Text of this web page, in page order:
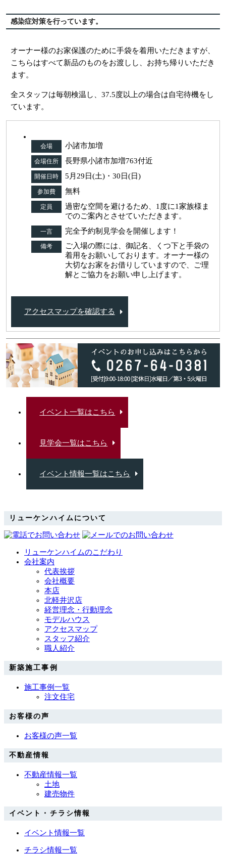
感染症対策を行っています。
オーナー様のお家保護のために手袋を着用いただきますが、
こちらはすべて新品のものをお渡しし、お持ち帰りいただき
ます。
全スタッフは毎朝検温し、37.5度以上の場合は自宅待機をし
ています。
会場 小諸市加増
会場住所 長野県小諸市加増763付近
開催日時 5月29日(土)・30日(日)
参加費 無料
定員
過密な空間を避けるため、1度に1家族様ま
でのご案内とさせていただきます。
一言 完全予約制見学会を開催します！
備考
ご入場の際には、御記名、くつ下と手袋の
着用をお願いしております。オーナー様の
大切なお家をお借りしていますので、ご理
解とご協力をお願い申し上げます。
アクセスマップを確認する
イベント一覧はこちら
見学会一覧はこちら
イベント情報一覧はこちら
リューケンハイムについて
リューケンハイムのこだわり
会社案内
代表挨拶
会社概要
本店
北軽井沢店
経営理念・行動理念
モデルハウス
アクセスマップ
スタッフ紹介
職人紹介
新築施工事例
施工事例一覧
注文住宅
お客様の声
お客様の声一覧
不動産情報
不動産情報一覧
土地
建売物件
イベント・チラシ情報
イベント情報一覧
チラシ情報一覧